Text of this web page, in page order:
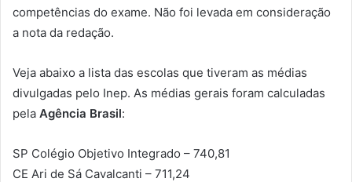
competências do exame. Não foi levada em consideração
a nota da redação.
Veja abaixo a lista das escolas que tiveram as médias
divulgadas pelo Inep. As médias gerais foram calculadas
pela Agência Brasil:
SP Colégio Objetivo Integrado – 740,81
CE Ari de Sá Cavalcanti – 711,24